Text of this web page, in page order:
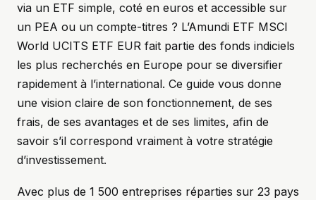
via un ETF simple, coté en euros et accessible sur
un PEA ou un compte-titres ? L’Amundi ETF MSCI
World UCITS ETF EUR fait partie des fonds indiciels
les plus recherchés en Europe pour se diversifier
rapidement à l’international. Ce guide vous donne
une vision claire de son fonctionnement, de ses
frais, de ses avantages et de ses limites, afin de
savoir s’il correspond vraiment à votre stratégie
d’investissement.
Avec plus de 1 500 entreprises réparties sur 23 pays